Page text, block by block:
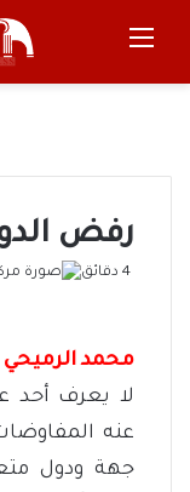
القائمة
رفض
محمد الرميحي
لا يعرف أحد
عنه
جهة ودول